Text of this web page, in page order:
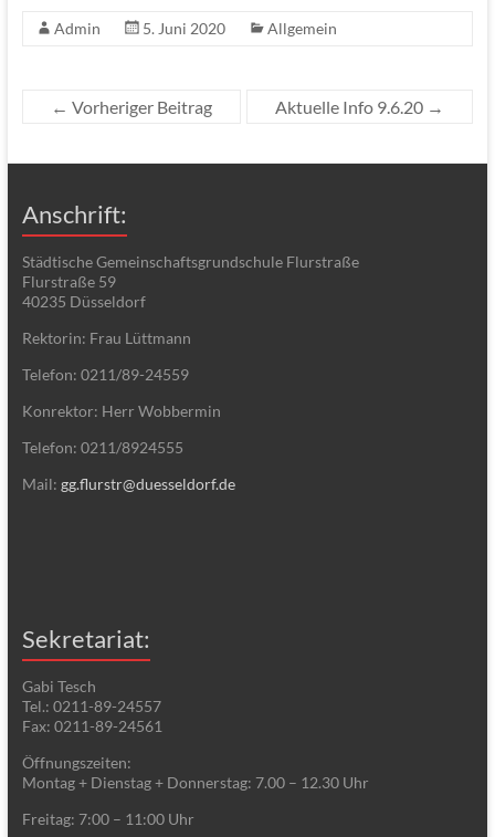
Admin 5. Juni 2020 Allgemein
← Vorheriger Beitrag Aktuelle Info 9.6.20 →
Anschrift:
Städtische Gemeinschaftsgrundschule Flurstraße
Flurstraße 59
40235 Düsseldorf
Rektorin: Frau Lüttmann
Telefon: 0211/89-24559
Konrektor: Herr Wobbermin
Telefon: 0211/8924555
Mail: gg.flurstr@duesseldorf.de
Sekretariat:
Gabi Tesch
Tel.: 0211-89-24557
Fax: 0211-89-24561
Öffnungszeiten:
Montag + Dienstag + Donnerstag: 7.00 – 12.30 Uhr
Freitag: 7:00 – 11:00 Uhr